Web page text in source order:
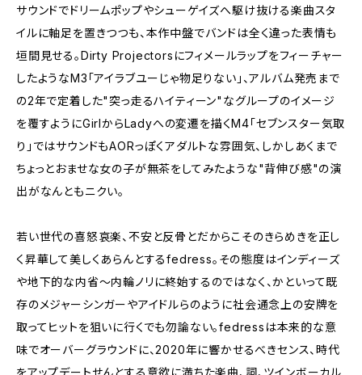
サウンドでドリームポップやシューゲイズへ駆け抜ける楽曲スタ
イルに軸足を置きつつも、本作中盤でバンドは全く違った表情も
垣間見せる。Dirty Projectorsにフィメールラップをフィーチャー
したようなM3「アイラブユーじゃ物足りない」、アルバム発売まで
の2年で定着した"突っ走るハイティーン"なグループのイメージ
を覆すようにGirlからLadyへの変遷を描くM4「セブンスター気取
り」ではサウンドもAORっぽくアダルトな雰囲気、しかしあくまで
ちょっとおませな女の子が無茶をしてみたような"背伸び感"の演
出がなんともニクい。
若い世代の喜怒哀楽、不安と反骨とだからこそのきらめきを正し
く昇華して美しくあらんとするfedress。その態度はインディーズ
や地下的な内省～内輪ノリに終始するのではなく、かといって既
存のメジャーシンガーやアイドルらのように社会通念上の安牌を
取ってヒットを狙いに行くでも勿論ない。fedressは本来的な意
味でオーバーグラウンドに、2020年に響かせるべきセンス、時代
をアップデートせんとする意欲に満ちた楽曲、詞、ツインボーカル